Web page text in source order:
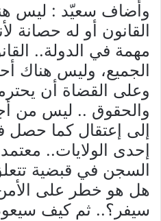
وأضاف سعيّد : ليس
القانون أو له حصانة
مهمة في الدولة..
الجميع، وليس هناك
وعلى القضاة أن
والحقوق .. ليس من
إلى إعتقال كما حصل
إحدى الولايات..
السجن في قبضية
هل هو خطر على
سيفر؟.. ثم كيف